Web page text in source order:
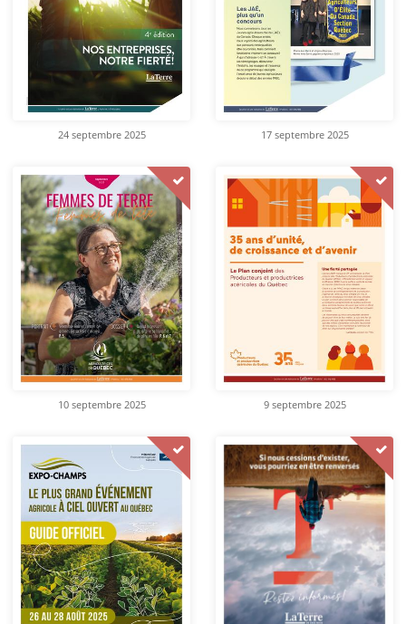
24 septembre 2025 17 septembre 2025
10 septembre 2025 9 septembre 2025